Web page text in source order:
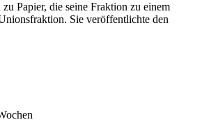
Papier, die seine Fraktion zu einem
Sie veröffentlichte den